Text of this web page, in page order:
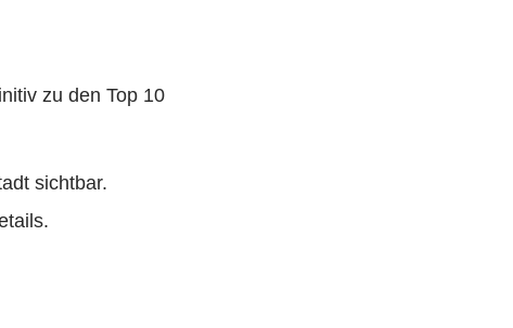
zu den Top 10
sichtbar.